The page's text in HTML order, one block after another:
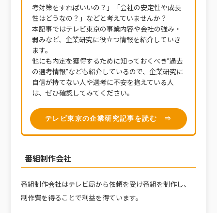
考対策をすればいいの？」「会社の安定性や成長
性はどうなの？」などと考えていませんか？
本記事ではテレビ東京の事業内容や会社の強み・
弱みなど、企業研究に役立つ情報を紹介していき
ます。
他にも内定を獲得するために知っておくべき”過去
の選考情報”なども紹介しているので、企業研究に
自信が持てない人や選考に不安を抱えている人
は、ぜひ確認してみてください。
テレビ東京の企業研究記事を読む ⇒
番組制作会社
番組制作会社はテレビ局から依頼を受け番組を制作し、
制作費を得ることで利益を得ています。